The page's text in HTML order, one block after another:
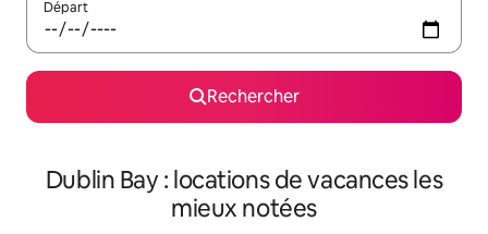
Départ
Rechercher
Dublin Bay : locations de vacances les
mieux notées